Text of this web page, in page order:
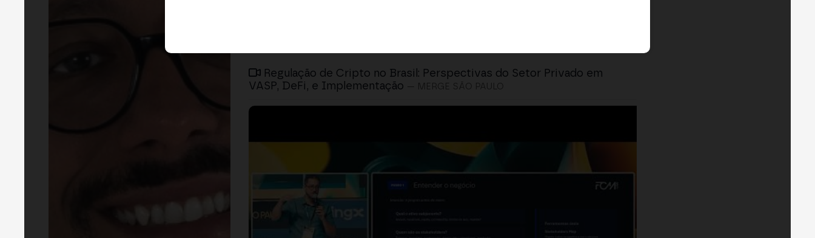
Regulação de Cripto no Brasil: Perspectivas do Setor Privado em
VASP, DeFi, e Implementação